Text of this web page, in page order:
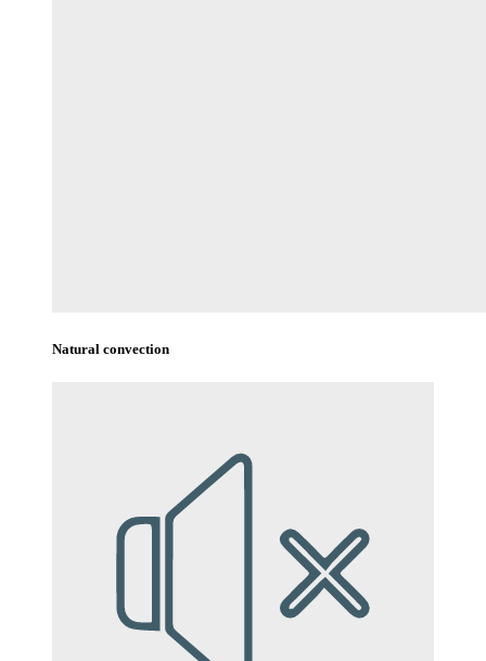
Natural convection